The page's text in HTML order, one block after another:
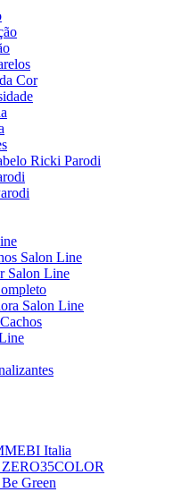
Cor
Ricki Parodi
Salon Line
Salon Line
Salon Line
Italia
ZERO35COLOR
Green